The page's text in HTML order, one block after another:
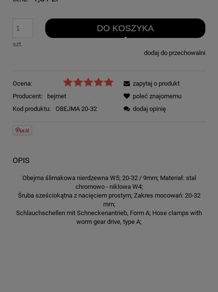
szt.
DO KOSZYKA
dodaj do przechowalni
Ocena:
Producent:
bejmet
Kod produktu:
OBEJMA 20-32
zapytaj o produkt
poleć znajomemu
dodaj opinię
OPIS
Obejma ślimakowa nierdzewna W5; 20-32 / 9mm; Materiał: stal
chromowo - niklowa W4;
Śruba sześciokątna z nacięciem prostym; Zakres mocowań: 20-32
mm;
Schlauchschellen mit Schneckenantrieb, Form A; Hose clamps with
worm gear drive, type A;